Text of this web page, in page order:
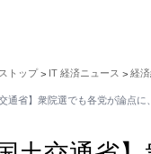
トップ > IT 経済ニュース > 経
交通省】衆院選でも各党が論点